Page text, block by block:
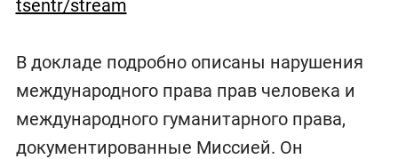
tsentr/stream
В докладе подробно описаны нарушения
международного права прав человека и
международного гуманитарного права,
документированные Миссией. Он